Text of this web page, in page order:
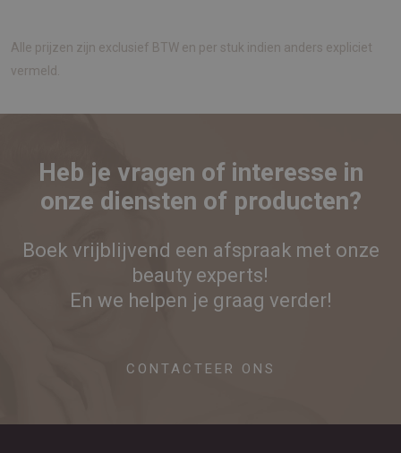
Alle prijzen zijn exclusief BTW en per stuk indien anders expliciet
vermeld.
Heb je vragen of interesse in
onze diensten of producten?
Boek vrijblijvend een afspraak met onze
beauty experts!
En we helpen je graag verder!
CONTACTEER ONS